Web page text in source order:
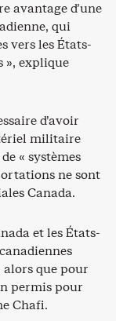
avantage d’une
qui
vers les États-
», explique
d’avoir
militaire
« systèmes
ne sont
Canada.
et les États-
alors que pour
permis pour
Chafi.